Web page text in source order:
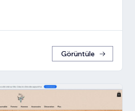
Görüntüle